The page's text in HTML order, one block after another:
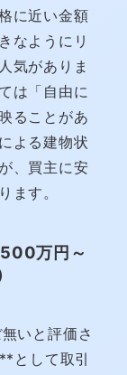
に近い金額
なようにリ
気がありま
は「自由に
ることがあ
よる建物状
、買主に安
ます。
万円～
いと評価さ
として取引